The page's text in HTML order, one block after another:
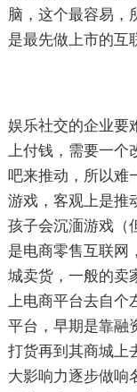
脑，这个最容易，
是最先做上市的互
娱乐社交的企业要
上付钱，需要一个
吧来推动，所以难
游戏，客观上是推
孩子会沉湎游戏（
是电商零售互联网
城卖货，一般的卖
上电商平台去自个
平台，早期是靠融
打货再到其商城上
大影响力逐步做响